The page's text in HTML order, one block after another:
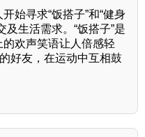
始寻求“饭搭子”和“健身
生活需求。“饭搭子”是
欢声笑语让人倍感轻
好友，在运动中互相鼓